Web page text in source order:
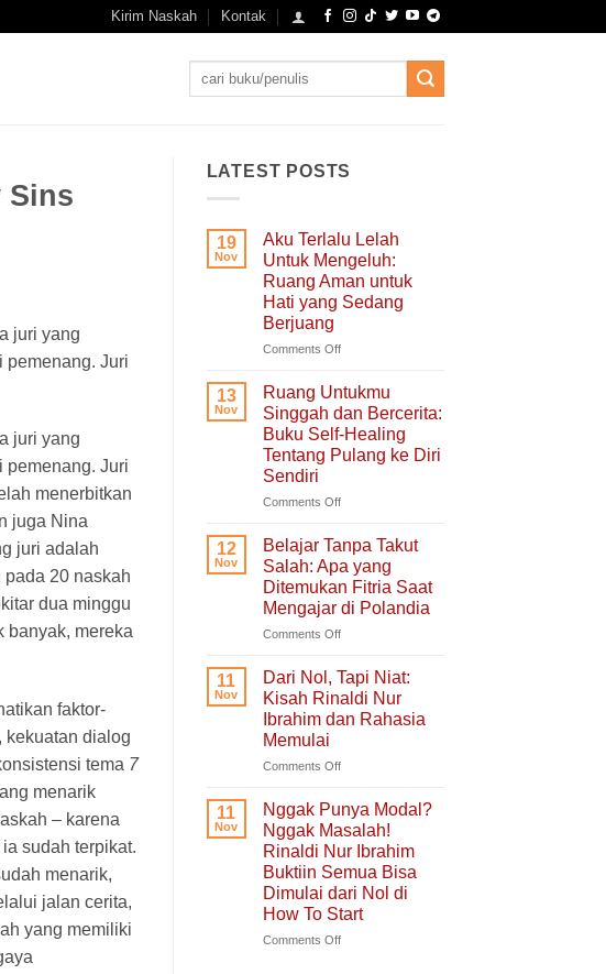
Kirim Naskah Kontak
Search
Sins
juri yang
pemenang. Juri
juri yang
pemenang. Juri
menerbitkan
juga Nina
juri adalah
20 naskah
dua minggu
banyak, mereka
faktor-
kekuatan dialog
tema 7
menarik
– karena
sudah terpikat.
menarik,
jalan cerita,
yang memiliki
LATEST POSTS
19
Nov
Aku Terlalu Lelah
Untuk Mengeluh:
Ruang Aman untuk
Hati yang Sedang
Berjuang
Comments Offon
Terlalu
Lelah
Untuk
Mengeluh:
Ruang
untuk
Sedang
Berjuang
13
Nov
Ruang Untukmu
Singgah dan Bercerita:
Buku Self-Healing
Tentang Pulang ke Diri
Sendiri
Comments Offon
Untukmu
Singgah
dan
Bercerita:
Buku
Self-
Tentang
Pulang
ke
Diri
12
Nov
Belajar Tanpa Takut
Salah: Apa yang
Ditemukan Fitria Saat
Mengajar di Polandia
Comments Offon
Tanpa
Takut
Salah:
Apa
Ditemukan
Mengajar
di
Polandia
11
Nov
Dari Nol, Tapi Niat:
Kisah Rinaldi Nur
Ibrahim dan Rahasia
Memulai
Comments Offon
Tapi
Niat:
Kisah
Rinaldi
Nur
Ibrahim
dan
11
Nov
Nggak Punya Modal?
Nggak Masalah!
Rinaldi Nur Ibrahim
Buktiin Semua Bisa
Dimulai dari Nol di
How To Start
Comments Offon